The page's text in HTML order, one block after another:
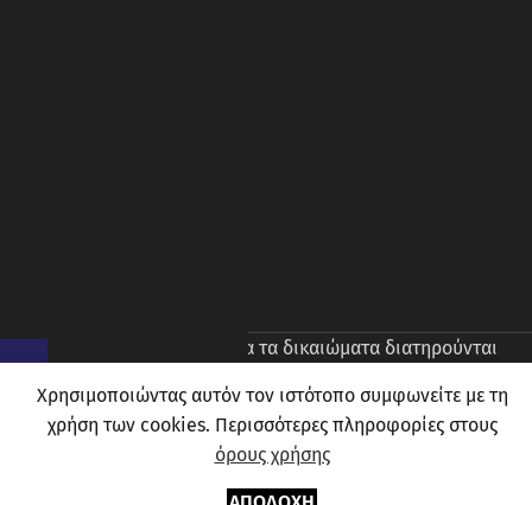
. Ολα τα δικαιώματα διατηρούνται
Χρησιμοποιώντας αυτόν τον ιστότοπο συμφωνείτε με τη
χρήση των cookies. Περισσότερες πληροφορίες στους
όρους χρήσης